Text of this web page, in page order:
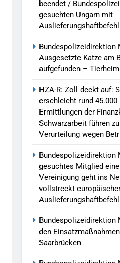
beendet /
gesuchten Ungarn mit
Bundespolizeidirektion
Ausgesetzte Katze am
aufgefunden –
HZA-R: Zoll deckt auf:
erschleicht rund
Ermittlungen der
Schwarzarbeit führen
Verurteilung wegen
Bundespolizeidirektion
gesuchtes Mitglied
Vereinigung geht ins
vollstreckt
Auslieferungshaftbefehl
Bundespolizeidirektion
den
Saarbrücken